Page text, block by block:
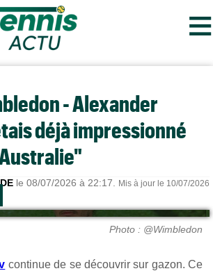
≡
- Alexander
déjà impressionné
le 08/07/2026 à 22:17.
Mis à jour le 10/07/2026
Photo : @Wimbledon
continue de se découvrir sur gazon. Ce